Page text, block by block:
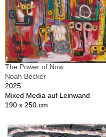
The Power of Now
Noah Becker
2025
Mixed Media auf Leinwand
190 x 250 cm